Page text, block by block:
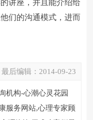
讲座，并且能介绍给
们的沟通模式，进而
最后编辑： 2014-09-23
机构-心潮心灵花园
服务网站,心理专家顾